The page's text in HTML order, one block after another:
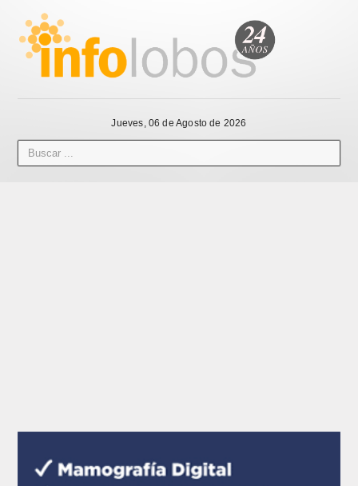
Jueves, 06 de Agosto de 2026